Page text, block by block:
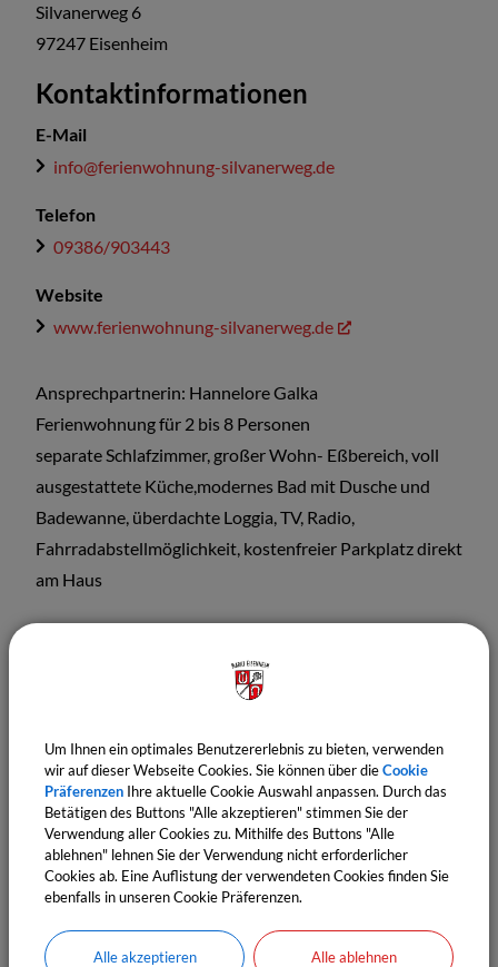
Ansprechpartnerin: Hannelore Galka
Ferienwohnung für 2 bis 8 Personen
separate Schlafzimmer, großer Wohn- Eßbereich, voll
ausgestattete Küche,modernes Bad mit Dusche und
Badewanne, überdachte Loggia, TV, Radio,
Fahrradabstellmöglichkeit, kostenfreier Parkplatz direkt
am Haus
Silvanerweg 6
97247 Eisenheim
Kontaktinformationen
E-Mail
info@ferienwohnung-silvanerweg.de
Telefon
09386/903443
Website
www.ferienwohnung-silvanerweg.de
OpenStreetMap wird derzeit
nicht angezeigt
Cookie Einstellungen.
Um Ihnen ein optimales Benutzererlebnis zu bieten, verwenden
wir auf dieser Webseite Cookies. Sie können über dieCookie
Präferenzen Ihre aktuelle Cookie Auswahl anpassen. Durch das
Betätigen des Buttons "Alle akzeptieren" stimmen Sie der
Verwendung aller Cookies zu. Mithilfe des Buttons "Alle
ablehnen" lehnen Sie der Verwendung nicht erforderlicher
Cookies ab. Eine Auflistung der verwendeten Cookies finden Sie
ebenfalls in unseren Cookie Präferenzen.
Alle akzeptieren Alle ablehnen